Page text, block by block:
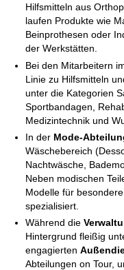
Hilfsmitteln aus
laufen Produkte wie
Beinprothesen oder
der Werkstätten.
Bei den Mitarbeitern
Linie zu Hilfsmitteln
unter die Kategorien
Sportbandagen,
Medizintechnik und
In der Mode-
Wäschebereich
Nachtwäsche,
Neben modischen
Modelle für
spezialisiert.
Während die
Hintergrund fleißig
engagierten
Abteilungen on Tour,